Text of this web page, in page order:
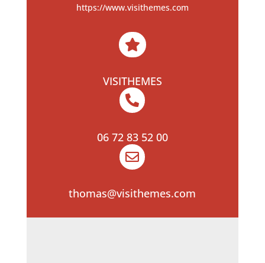
https://www.visithemes.com

VISITHEMES

06 72 83 52 00

thomas@visithemes.com